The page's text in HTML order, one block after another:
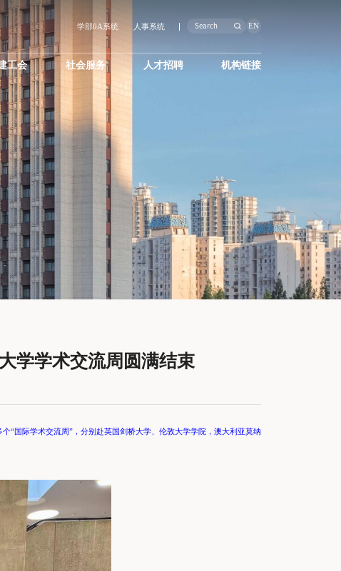
学部0A系统 人事系统 EN
工会 社会服务 人才招聘 机构链接
学学术交流周圆满结束
“国际学术交流周”，分别赴英国剑桥大学、伦敦大学学院，澳大利亚莫纳